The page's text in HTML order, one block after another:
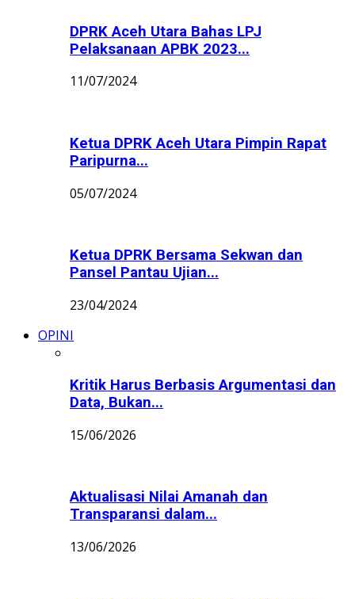
DPRK Aceh Utara Bahas LPJ
Pelaksanaan APBK 2023...
11/07/2024
Ketua DPRK Aceh Utara Pimpin Rapat
Paripurna...
05/07/2024
Ketua DPRK Bersama Sekwan dan
Pansel Pantau Ujian...
23/04/2024
OPINI
Kritik Harus Berbasis Argumentasi dan
Data, Bukan...
15/06/2026
Aktualisasi Nilai Amanah dan
Transparansi dalam...
13/06/2026